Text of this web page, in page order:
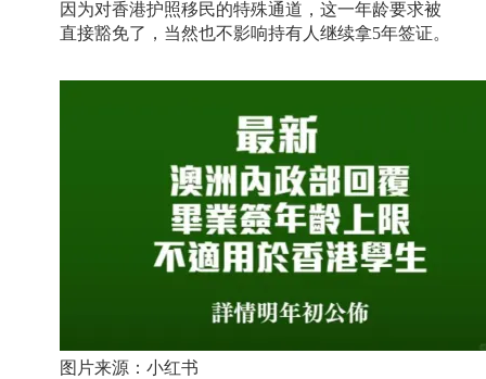
因为对香港护照移民的特殊通道，这一年龄要求被
直接豁免了，当然也不影响持有人继续拿5年签证。
图片来源：小红书